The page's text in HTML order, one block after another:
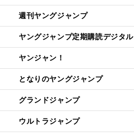
週刊ヤングジャンプ
ヤングジャンプ定期購読デジタル
ヤンジャン！
となりのヤングジャンプ
グランドジャンプ
ウルトラジャンプ